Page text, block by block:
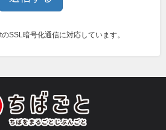
SSL暗号化通信に対応しています。